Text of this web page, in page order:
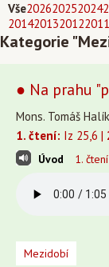
Vše202620252024
2014201320122011
Kategorie
● Na prahu
Mons. Tomáš
1. čtení: Iz 25,6 |
Úvod 1. čtení
Mezidobí